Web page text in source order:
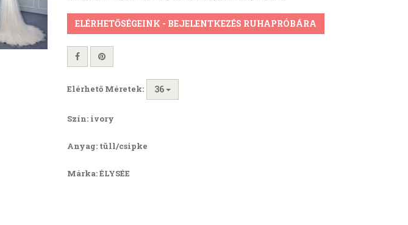
ELÉRHETŐSÉGEINK - BEJELENTKEZÉS RUHAPRÓBÁRA
Elérhető Méretek: 36
Szín: ivory
Anyag: tüll/csipke
Márka: ÉLYSÉE